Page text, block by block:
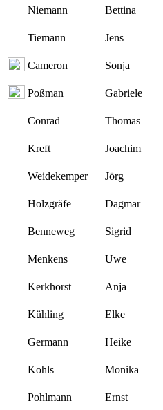
Niemann
Bettina
Tiemann
Jens
Cameron
Sonja
Poßman
Gabriele
Conrad
Thomas
Kreft
Joachim
Weidekemper
Jörg
Holzgräfe
Dagmar
Benneweg
Sigrid
Menkens
Uwe
Kerkhorst
Anja
Kühling
Elke
Germann
Heike
Kohls
Monika
Pohlmann
Ernst